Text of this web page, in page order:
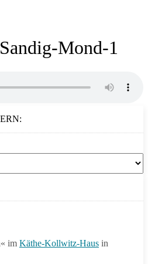
Mond-1
im Käthe-Kollwitz-Haus in